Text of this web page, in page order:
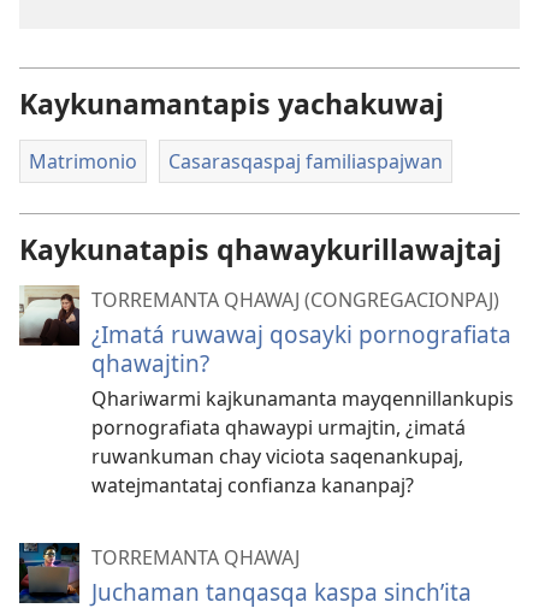
Kaykunamantapis yachakuwaj
Matrimonio Casarasqaspaj familiaspajwan
Kaykunatapis qhawaykurillawajtaj
TORREMANTA QHAWAJ (CONGREGACIONPAJ)
¿Imatá ruwawaj qosayki pornografiata
qhawajtin?
Qhariwarmi kajkunamanta mayqennillankupis
pornografiata qhawaypi urmajtin, ¿imatá
ruwankuman chay viciota saqenankupaj,
watejmantataj confianza kananpaj?
TORREMANTA QHAWAJ
Juchaman tanqasqa kaspa sinchʼita